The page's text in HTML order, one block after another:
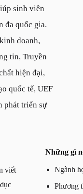
sinh viên
đa quốc gia.
doanh,
tin, Truyền
hiện đại,
quốc tế, UEF
phát triển sự
viết
Những gì
Ngành
Phương